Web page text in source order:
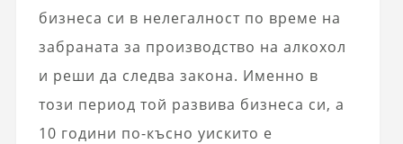
бизнеса си в нелегалност по време на
забраната за производство на алкохол
и реши да следва закона. Именно в
този период той развива бизнеса си, а
10 години по-късно уискито е